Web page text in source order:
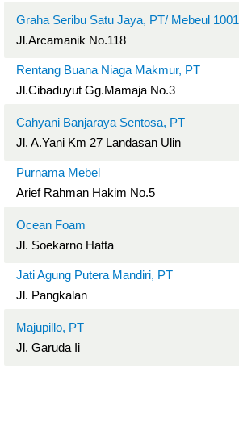
Graha Seribu Satu Jaya, PT/ Mebeul 1001
Jl.Arcamanik No.118
Rentang Buana Niaga Makmur, PT
Jl.Cibaduyut Gg.Mamaja No.3
Cahyani Banjaraya Sentosa, PT
Jl. A.Yani Km 27 Landasan Ulin
Purnama Mebel
Arief Rahman Hakim No.5
Ocean Foam
Jl. Soekarno Hatta
Jati Agung Putera Mandiri, PT
Jl. Pangkalan
Majupillo, PT
Jl. Garuda Ii